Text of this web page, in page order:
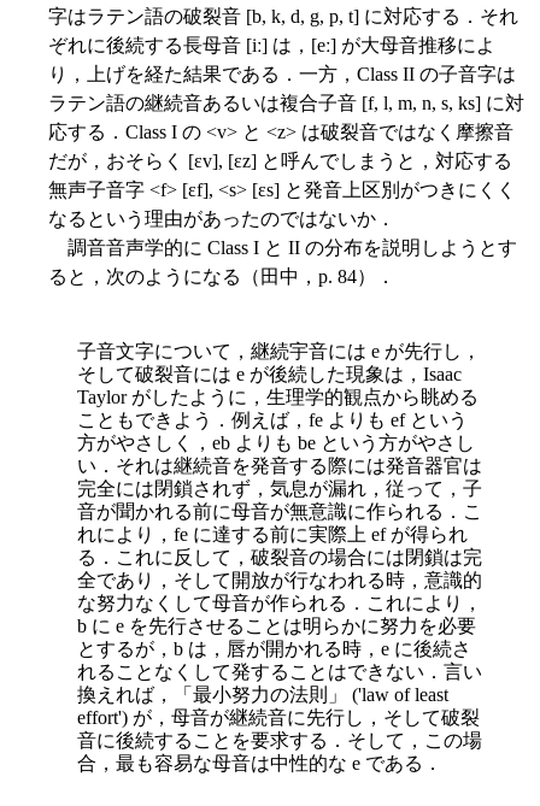
字はラテン語の破裂音 [b, k, d, g, p, t] に対応する．それ
ぞれに後続する長母音 [iː] は，[eː] が大母音推移によ
り，上げを経た結果である．一方，Class II の子音字は
ラテン語の継続音あるいは複合子音 [f, l, m, n, s, ks] に対
応する．Class I の <v> と <z> は破裂音ではなく摩擦音
だが，おそらく [ɛv], [ɛz] と呼んでしまうと，対応する
無声子音字 <f> [ɛf], <s> [ɛs] と発音上区別がつきにくく
なるという理由があったのではないか．
調音音声学的に Class I と II の分布を説明しようとす
ると，次のようになる（田中，p. 84）．
子音文字について，継続宇音には e が先行し，
そして破裂音には e が後続した現象は，Isaac
Taylor がしたように，生理学的観点から眺める
こともできよう．例えば，fe よりも ef という
方がやさしく，eb よりも be という方がやさし
い．それは継続音を発音する際には発音器官は
完全には閉鎖されず，気息が漏れ，従って，子
音が聞かれる前に母音が無意識に作られる．こ
れにより，fe に達する前に実際上 ef が得られ
る．これに反して，破裂音の場合には閉鎖は完
全であり，そして開放が行なわれる時，意識的
な努力なくして母音が作られる．これにより，
b に e を先行させることは明らかに努力を必要
とするが，b は，唇が開かれる時，e に後続さ
れることなくして発することはできない．言い
換えれば，「最小努力の法則」 ('law of least
effort') が，母音が継続音に先行し，そして破裂
音に後続することを要求する．そして，この場
合，最も容易な母音は中性的な e である．